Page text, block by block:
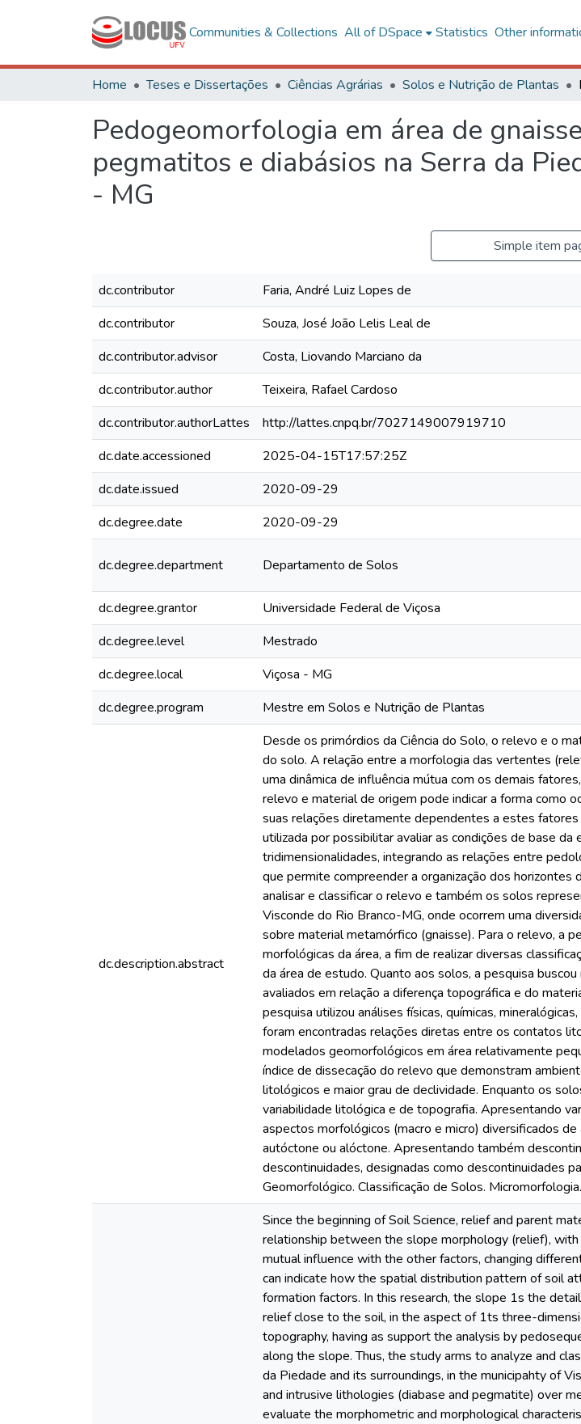
Communities & Collections All of DSpace Statistics Other
Home Teses e Dissertações Ciências Agrárias Solos e Nutrição de Plantas
Pedogeomorfologia em área de
pegmatitos e diabásios na Serra da
- MG
Simple item
dc.contributor
Faria, André Luiz Lopes de
dc.contributor
Souza, José João Lelis Leal de
dc.contributor.advisor
Costa, Liovando Marciano da
dc.contributor.author
Teixeira, Rafael Cardoso
dc.contributor.authorLattes
http://lattes.cnpq.br/7027149007919710
dc.date.accessioned
2025-04-15T17:57:25Z
dc.date.issued
2020-09-29
dc.degree.date
2020-09-29
dc.degree.department Departamento de Solos
dc.degree.grantor
Universidade Federal de Viçosa
dc.degree.level
Mestrado
dc.degree.local
Viçosa - MG
dc.degree.program
Mestre em Solos e Nutrição de Plantas
dc.description.abstract
Desde os primórdios da Ciência do Solo, o relevo e o
do solo. A relação entre a morfologia das vertentes
uma dinâmica de influência mútua com os demais
relevo e material de origem pode indicar a forma como
suas relações diretamente dependentes a estes
utilizada por possibilitar avaliar as condições de base
tridimensionalidades, integrando as relações entre
que permite compreender a organização dos
analisar e classificar o relevo e também os solos
Visconde do Rio Branco-MG, onde ocorrem uma
sobre material metamórfico (gnaisse). Para o relevo, a
morfológicas da área, a fim de realizar diversas
da área de estudo. Quanto aos solos, a pesquisa
avaliados em relação a diferença topográfica e do
pesquisa utilizou análises físicas, químicas,
foram encontradas relações diretas entre os contatos
modelados geomorfológicos em área relativamente
índice de dissecação do relevo que demonstram
litológicos e maior grau de declividade. Enquanto os
variabilidade litológica e de topografia. Apresentando
aspectos morfológicos (macro e micro) diversificados
autóctone ou alóctone. Apresentando também
descontinuidades, designadas como descontinuidades
Geomorfológico. Classificação de Solos. Micromorfologia.
Since the beginning of Soil Science, relief and parent
relationship between the slope morphology (relief),
mutual influence with the other factors, changing
can indicate how the spatial distribution pattern of soil
formation factors. In this research, the slope 1s the
relief close to the soil, in the aspect of 1ts three-
topography, having as support the analysis by
along the slope. Thus, the study arms to analyze and
da Piedade and its surroundings, in the municipahty of
and intrusive lithologies (diabase and pegmatite) over
evaluate the morphometric and morphological